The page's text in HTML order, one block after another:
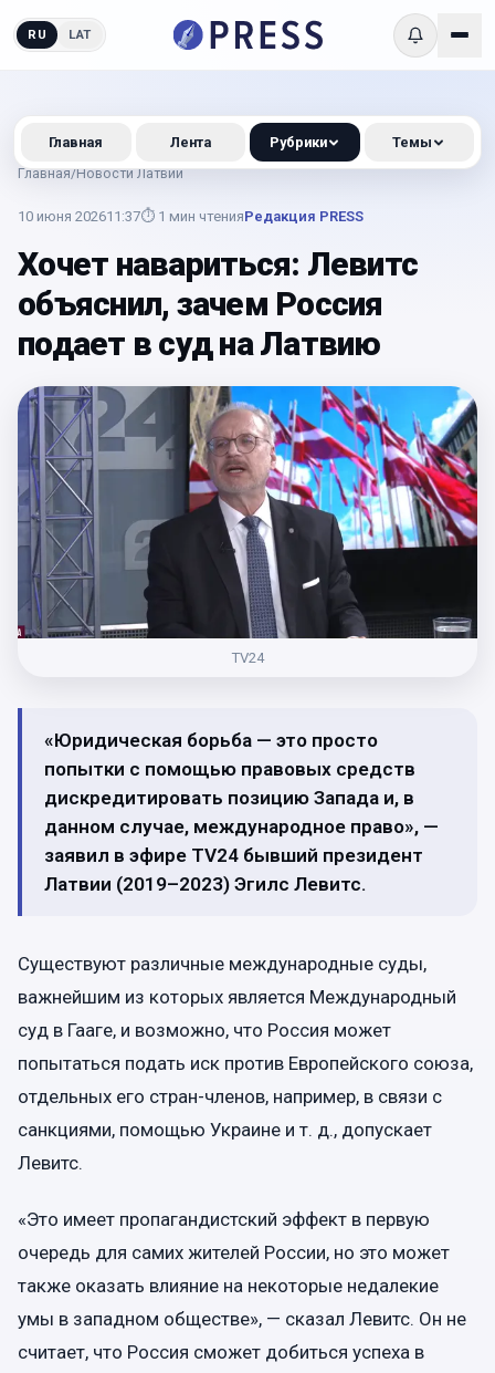
RU LAT
Главная/Новости Латвии
10 июня 202611:37⏱ 1 мин чтенияРедакция PRESS
Хочет навариться: Левитс
объяснил, зачем Россия
подает в суд на Латвию
TV24
«Юридическая борьба — это просто
попытки с помощью правовых средств
дискредитировать позицию Запада и, в
данном случае, международное право», —
заявил в эфире TV24 бывший президент
Латвии (2019–2023) Эгилс Левитс.
Существуют различные международные суды,
важнейшим из которых является Международный
суд в Гааге, и возможно, что Россия может
попытаться подать иск против Европейского союза,
отдельных его стран-членов, например, в связи с
санкциями, помощью Украине и т. д., допускает
Левитс.
«Это имеет пропагандистский эффект в первую
очередь для самих жителей России, но это может
также оказать влияние на некоторые недалекие
умы в западном обществе», — сказал Левитс. Он не
считает, что Россия сможет добиться успеха в
Главная Лента Рубрики Темы